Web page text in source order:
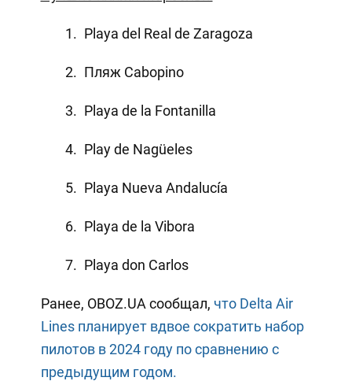
Playa del Real de Zaragoza
Пляж Cabopino
Playa de la Fontanilla
Play de Nagüeles
Playa Nueva Andalucía
Playa de la Vibora
Playa don Carlos
Ранее, OBOZ.UA сообщал, что Delta Air
Lines планирует вдвое сократить набор
пилотов в 2024 году по сравнению с
предыдущим годом.